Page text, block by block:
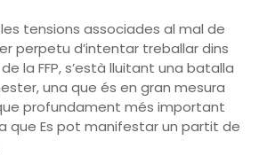
tensions associades al mal de
perpetu d’intentar treballar dins
la FFP, s’està lluitant una batalla
una que és en gran mesura
profundament més important
que Es pot manifestar un partit de